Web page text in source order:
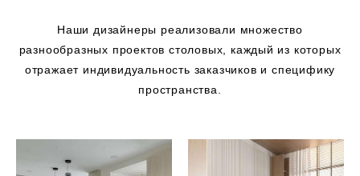
Наши дизайнеры реализовали множество
разнообразных проектов столовых, каждый из которых
отражает индивидуальность заказчиков и специфику
пространства.